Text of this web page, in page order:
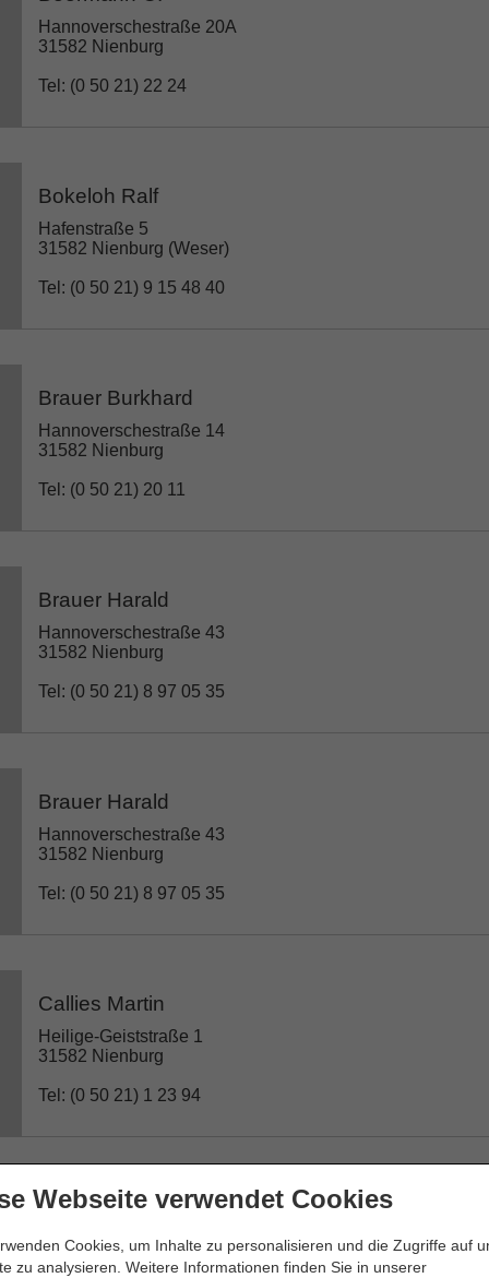
Webseite verwendet Cookies
Cookies, um Inhalte zu personalisieren und die Zugriffe auf
zu analysieren. Weitere Informationen finden Sie in unserer
Hannoverschestraße 20A
31582 Nienburg
Tel: (0 50 21) 22 24
Bokeloh Ralf
Hafenstraße 5
31582 Nienburg (Weser)
Tel: (0 50 21) 9 15 48 40
Brauer Burkhard
Hannoverschestraße 14
31582 Nienburg
Tel: (0 50 21) 20 11
Brauer Harald
Hannoverschestraße 43
31582 Nienburg
Tel: (0 50 21) 8 97 05 35
Brauer Harald
Hannoverschestraße 43
31582 Nienburg
Tel: (0 50 21) 8 97 05 35
Callies Martin
Heilige-Geiststraße 1
31582 Nienburg
Tel: (0 50 21) 1 23 94
Dr. Edda Meyer-Krapp Rechtsanwältin
Weserstraße 19
31582 Nienburg